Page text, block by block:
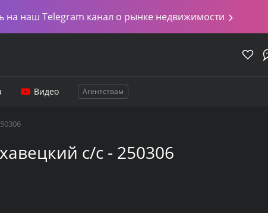
на наш Telegram канал о рынке недвижимости
Видео Агентствам
с/с - 250306